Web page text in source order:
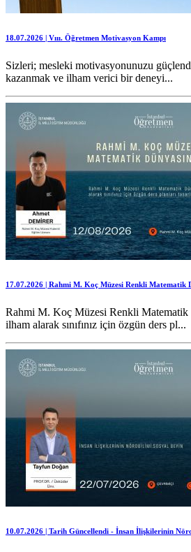
18.07.2026 | Vııı. Öğretmen Motivasyon Kampı
Sizleri; mesleki motivasyonunuzu
kazanmak ve ilham verici bir deneyi...
17.07.2026 | Rahmi M. Koç Müzesi Renkli Matematik
Rahmi M. Koç Müzesi Renkli Matematik
ilham alarak sınıfınız için özgün ders pl...
10.07.2026 | Tarih Güncellendi - İnsan İlişkilerinin